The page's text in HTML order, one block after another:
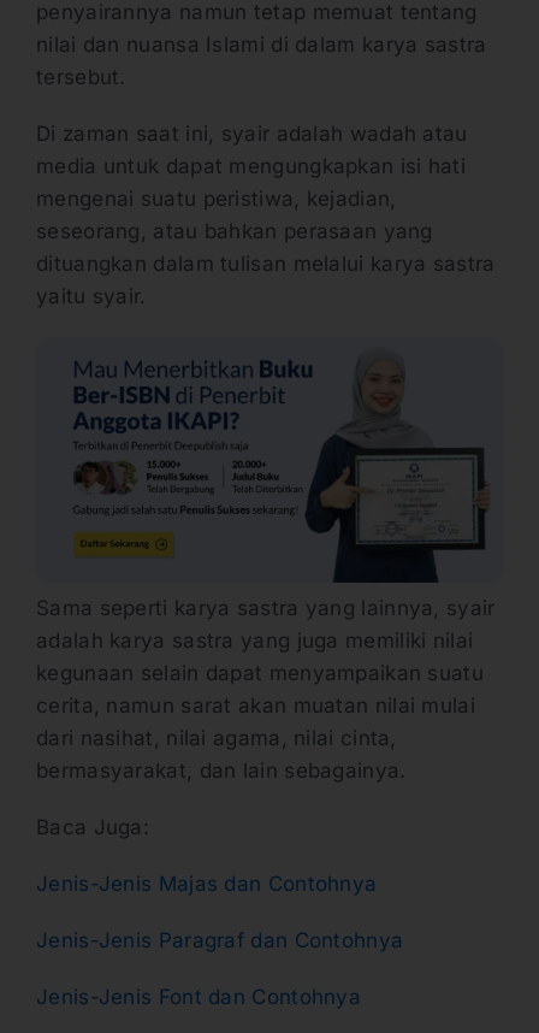
penyairannya namun tetap memuat tentang
nilai dan nuansa Islami di dalam karya sastra
tersebut.
Di zaman saat ini, syair adalah wadah atau
media untuk dapat mengungkapkan isi hati
mengenai suatu peristiwa, kejadian,
seseorang, atau bahkan perasaan yang
dituangkan dalam tulisan melalui karya sastra
yaitu syair.
Sama seperti karya sastra yang lainnya, syair
adalah karya sastra yang juga memiliki nilai
kegunaan selain dapat menyampaikan suatu
cerita, namun sarat akan muatan nilai mulai
dari nasihat, nilai agama, nilai cinta,
bermasyarakat, dan lain sebagainya.
Baca Juga:
Jenis-Jenis Majas dan Contohnya
Jenis-Jenis Paragraf dan Contohnya
Jenis-Jenis Font dan Contohnya